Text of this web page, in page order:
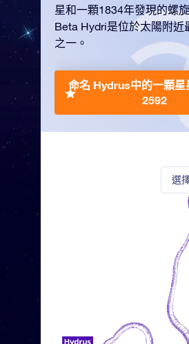
選
星和一顆1834年發現的螺
Beta Hydri是位於太陽附近
之一。
命名 Hydrus中的一顆星
2592